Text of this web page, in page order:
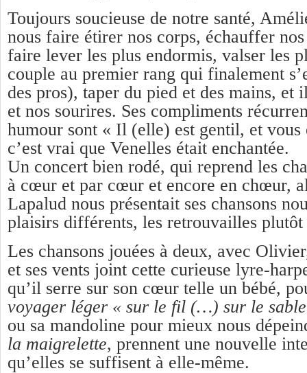
Toujours soucieuse de notre santé,
nous faire étirer nos corps, échauffer
faire lever les plus endormis, valser les
couple au premier rang qui finalement
des pros), taper du pied et des mains, et
et nos sourires. Ses compliments
humour sont « Il (elle) est gentil, et vous
c’est vrai que Venelles était enchantée.
Un concert bien rodé, qui reprend les
à cœur et par cœur et encore en chœur,
Lapalud nous présentait ses chansons
plaisirs différents, les retrouvailles
Les chansons jouées à deux, avec
et ses vents joint cette curieuse lyre-
qu’il serre sur son cœur telle un bébé,
voyager léger « sur le fil (…) sur le
ou sa mandoline pour mieux nous
la maigrelette, prennent une nouvelle
qu’elles se suffisent à elle-même.